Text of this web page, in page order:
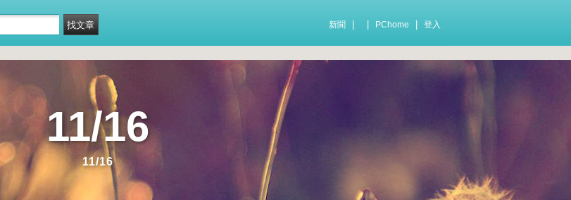
新聞 PChome 登入
11/16
11/16